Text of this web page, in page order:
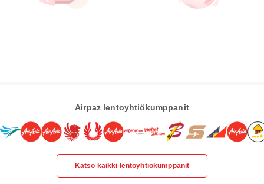
Airpaz lentoyhtiökumppanit
Katso kaikki lentoyhtiökumppanit